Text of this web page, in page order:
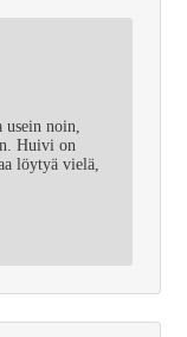
noin,
Huivi on
löytyä vielä,